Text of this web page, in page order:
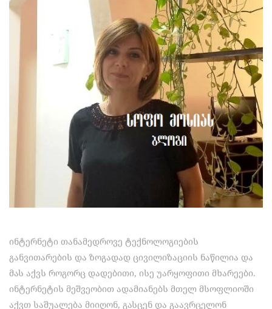
ინტერნეტი თანამედროვე ტექნოლოგიების
განვითარების და ზოგადად ცივილიზაციის ნაწილია და
მას აქვს როგორც დადებითი, ისე უარყოფითი მხარეები.
ინტერნეტის მეშვეობით ადამიანებს მთელ მსოფლიოში
აქვთ საშუალება მიიღონ, გასცენ და გაავრცელონ